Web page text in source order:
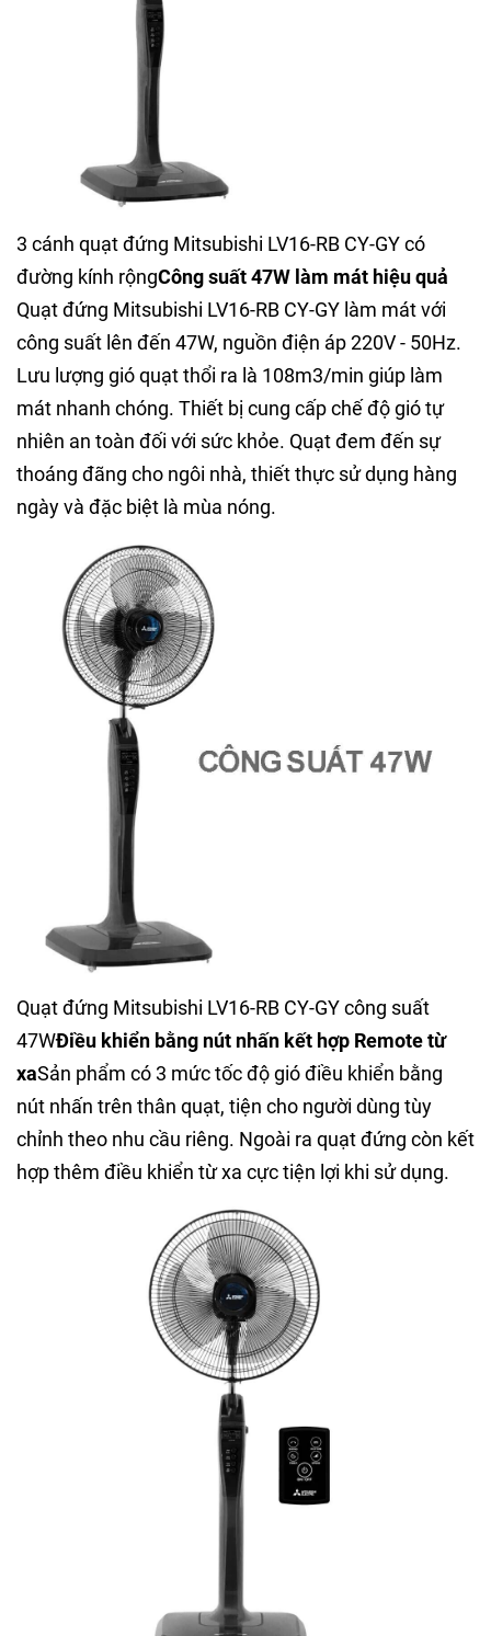
3 cánh quạt đứng Mitsubishi LV16-RB CY-GY có
đường kính rộngCông suất 47W làm mát hiệu quả
Quạt đứng Mitsubishi LV16-RB CY-GY làm mát với
công suất lên đến 47W, nguồn điện áp 220V - 50Hz.
Lưu lượng gió quạt thổi ra là 108m3/min giúp làm
mát nhanh chóng. Thiết bị cung cấp chế độ gió tự
nhiên an toàn đối với sức khỏe. Quạt đem đến sự
thoáng đãng cho ngôi nhà, thiết thực sử dụng hàng
ngày và đặc biệt là mùa nóng.
Quạt đứng Mitsubishi LV16-RB CY-GY công suất
47WĐiều khiển bằng nút nhấn kết hợp Remote từ
xaSản phẩm có 3 mức tốc độ gió điều khiển bằng
nút nhấn trên thân quạt, tiện cho người dùng tùy
chỉnh theo nhu cầu riêng. Ngoài ra quạt đứng còn kết
hợp thêm điều khiển từ xa cực tiện lợi khi sử dụng.